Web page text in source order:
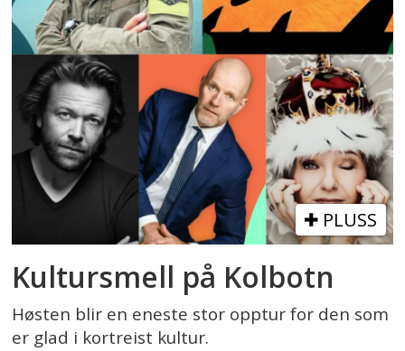
PLUSS
Kultursmell på Kolbotn
Høsten blir en eneste stor opptur for den som
er glad i kortreist kultur.